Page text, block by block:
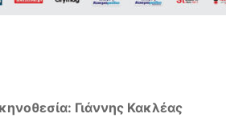
Γιάννης Κακλέας